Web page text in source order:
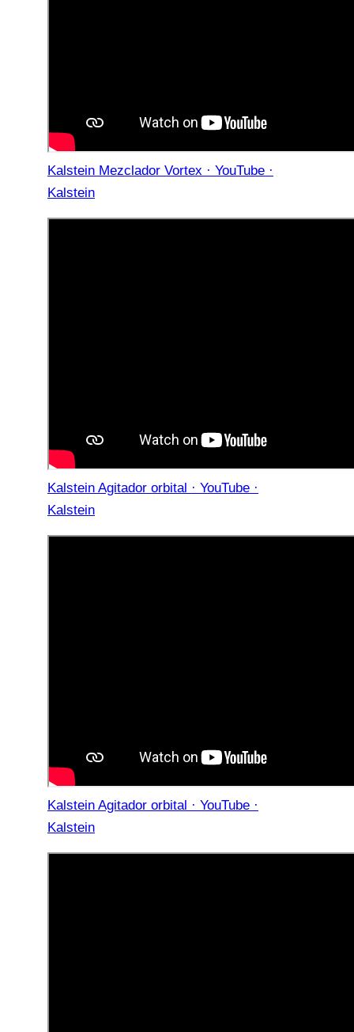
Kalstein Mezclador Vortex · YouTube ·
Kalstein
Kalstein Agitador orbital · YouTube ·
Kalstein
Kalstein Agitador orbital · YouTube ·
Kalstein